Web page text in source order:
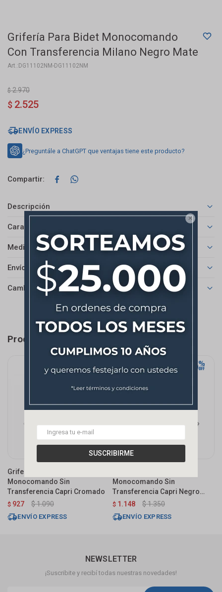

SUSCRIBIRME
Grifería Para Bidet Monocomando
Con Transferencia Milano Negro Mate
DG11102NM-DG11102NM
$ 2.525
$ 2.970
ENVÍO EXPRESS
¿Preguntále a ChatGPT que ventajas tiene este producto?
 
Descripción
Características
Medios de pago
Envíos
Cambios y Devoluciones
Productos que te pueden interesar
Grifería De Bidet
Monocomando Sin
Transferencia Capri Cromado
$ 927 $1.090
ENVÍO EXPRESS
Monocomando Sin
Transferencia Capri Negro
Mate
$ 1.148 $1.350
ENVÍO EXPRESS
NEWSLETTER
¡Suscribite y recibí todas nuestras novedades!